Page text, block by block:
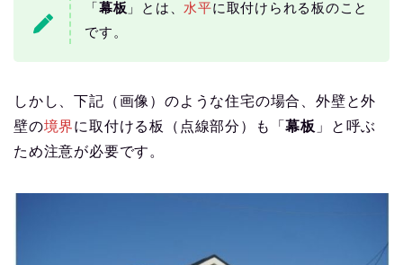
「幕板 」とは、 水平に取付けられる板のこと
です。
しかし、下記（画像）のような住宅の場合、外壁と外
壁の境界に取付ける板（点線部分）も「幕板 」と呼ぶ
ため注意が必要です。